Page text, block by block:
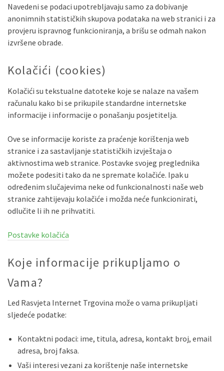
Navedeni se podaci upotrebljavaju samo za dobivanje
anonimnih statističkih skupova podataka na web stranici i za
provjeru ispravnog funkcioniranja, a brišu se odmah nakon
izvršene obrade.
Kolačići (cookies)
Kolačići su tekstualne datoteke koje se nalaze na vašem
računalu kako bi se prikupile standardne internetske
informacije i informacije o ponašanju posjetitelja.
Ove se informacije koriste za praćenje korištenja web
stranice i za sastavljanje statističkih izvještaja o
aktivnostima web stranice. Postavke svojeg preglednika
možete podesiti tako da ne spremate kolačiće. Ipak u
određenim slučajevima neke od funkcionalnosti naše web
stranice zahtijevaju kolačiće i možda neće funkcionirati,
odlučite li ih ne prihvatiti.
Postavke kolačića
Koje informacije prikupljamo o
Vama?
Led Rasvjeta Internet Trgovina može o vama prikupljati
sljedeće podatke:
Kontaktni podaci: ime, titula, adresa, kontakt broj, email
adresa, broj faksa.
Vaši interesi vezani za korištenje naše internetske